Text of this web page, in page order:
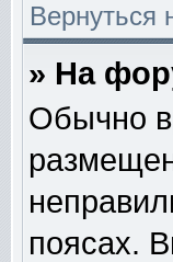
Вернуться
» На
Обычно
поясах.